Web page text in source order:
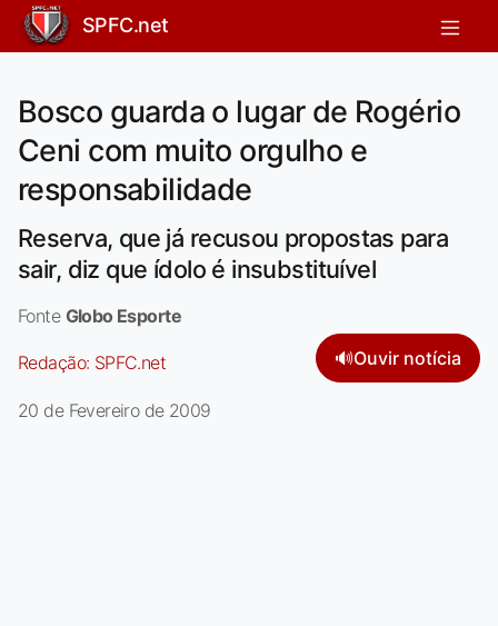
SPFC.net
Bosco guarda o lugar de Rogério
Ceni com muito orgulho e
responsabilidade
Reserva, que já recusou propostas para
sair, diz que ídolo é insubstituível
Fonte Globo Esporte
Redação: SPFC.net 🔊Ouvir notícia
20 de Fevereiro de 2009